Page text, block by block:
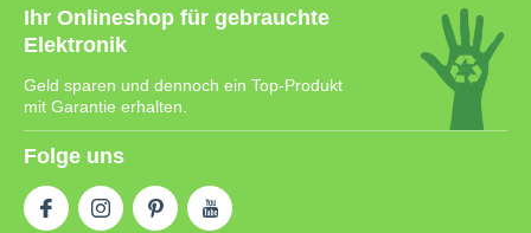
Ihr Onlineshop für gebrauchte
Elektronik
Geld sparen und dennoch ein Top-Produkt
mit Garantie erhalten.
Folge uns